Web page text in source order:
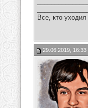
Все, кто
29.06.2019, 16:33